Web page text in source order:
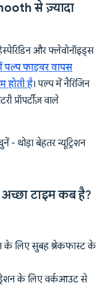
से ज़्यादा
और फ्लेवोनॉइड्स
पल्प फाइबर वापस
होती है। पल्प में नैरिंजिन
प्रॉपर्टीज़ वाले
- थोड़ा बेहतर न्यूट्रिशन
टाइम कब है?
के लिए सुबह ब्रेकफास्ट के
के लिए वर्कआउट से